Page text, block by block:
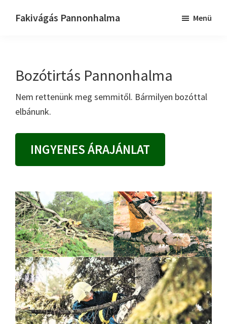
Fakivágás Pannonhalma Menü
Bozótirtás Pannonhalma
Nem rettenünk meg semmitől. Bármilyen bozóttal
elbánunk.
INGYENES ÁRAJÁNLAT